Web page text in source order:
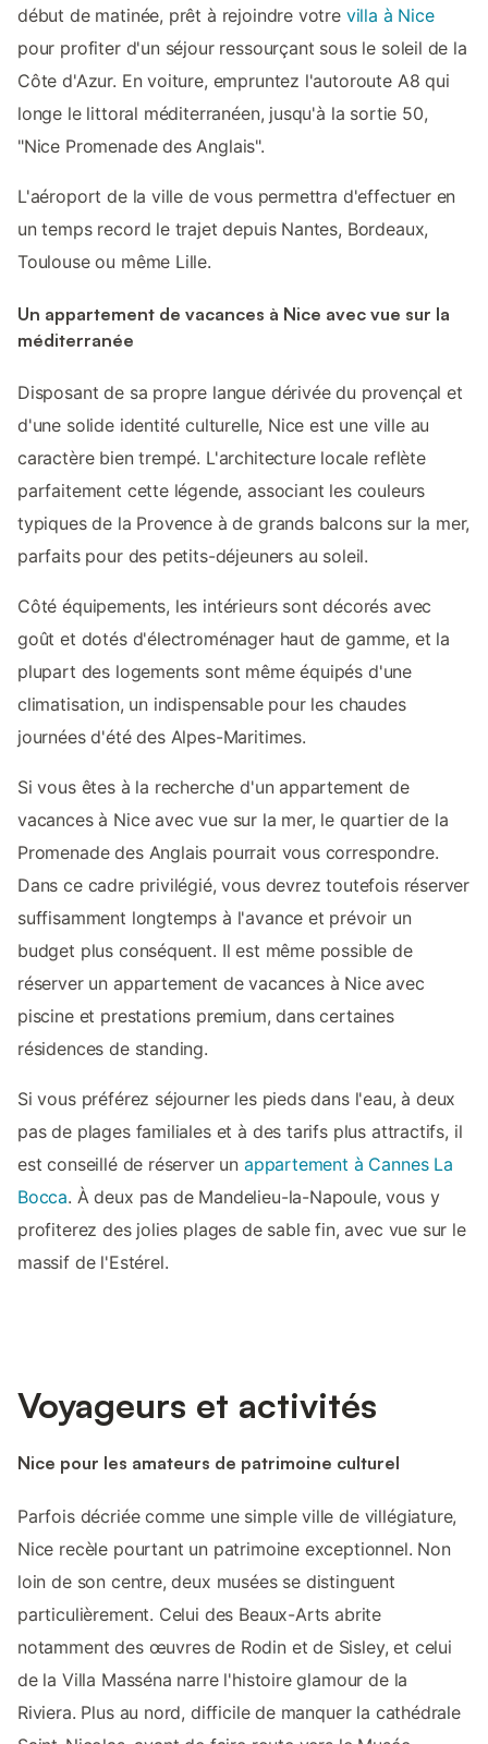
début de matinée, prêt à rejoindre votre villa à Nice
pour profiter d'un séjour ressourçant sous le soleil de la
Côte d'Azur. En voiture, empruntez l'autoroute A8 qui
longe le littoral méditerranéen, jusqu'à la sortie 50,
"Nice Promenade des Anglais".
L'aéroport de la ville de vous permettra d'effectuer en
un temps record le trajet depuis Nantes, Bordeaux,
Toulouse ou même Lille.
Un appartement de vacances à Nice avec vue sur la
méditerranée
Disposant de sa propre langue dérivée du provençal et
d'une solide identité culturelle, Nice est une ville au
caractère bien trempé. L'architecture locale reflète
parfaitement cette légende, associant les couleurs
typiques de la Provence à de grands balcons sur la mer,
parfaits pour des petits-déjeuners au soleil.
Côté équipements, les intérieurs sont décorés avec
goût et dotés d'électroménager haut de gamme, et la
plupart des logements sont même équipés d'une
climatisation, un indispensable pour les chaudes
journées d'été des Alpes-Maritimes.
Si vous êtes à la recherche d'un appartement de
vacances à Nice avec vue sur la mer, le quartier de la
Promenade des Anglais pourrait vous correspondre.
Dans ce cadre privilégié, vous devrez toutefois réserver
suffisamment longtemps à l'avance et prévoir un
budget plus conséquent. Il est même possible de
réserver un appartement de vacances à Nice avec
piscine et prestations premium, dans certaines
résidences de standing.
Si vous préférez séjourner les pieds dans l'eau, à deux
pas de plages familiales et à des tarifs plus attractifs, il
est conseillé de réserver un appartement à Cannes La
Bocca. À deux pas de Mandelieu-la-Napoule, vous y
profiterez des jolies plages de sable fin, avec vue sur le
massif de l'Estérel.
Voyageurs et activités
Nice pour les amateurs de patrimoine culturel
Parfois décriée comme une simple ville de villégiature,
Nice recèle pourtant un patrimoine exceptionnel. Non
loin de son centre, deux musées se distinguent
particulièrement. Celui des Beaux-Arts abrite
notamment des œuvres de Rodin et de Sisley, et celui
de la Villa Masséna narre l'histoire glamour de la
Riviera. Plus au nord, difficile de manquer la cathédrale